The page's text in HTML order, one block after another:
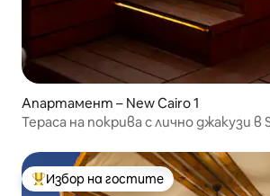
Апартамент – New Cairo 1
Тераса на покрива с лично джакузи в
Най-популярен избор на гостите
Избор на гостите